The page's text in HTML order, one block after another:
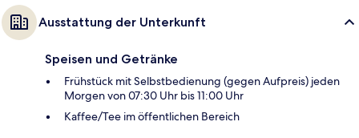
Ausstattung der Unterkunft
Speisen und Getränke
Frühstück mit Selbstbedienung (gegen Aufpreis) jeden
Morgen von 07:30 Uhr bis 11:00 Uhr
Kaffee/Tee im öffentlichen Bereich